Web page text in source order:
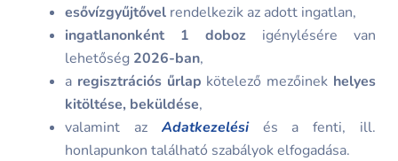
esővízgyűjtővel rendelkezik az adott ingatlan,
ingatlanonként
1 doboz igénylésére van
lehetőség 2026-ban,
a regisztrációs űrlap kötelező mezőinek helyes
kitöltése, beküldése,
valamint az Adatkezelésiés a fenti, ill.
honlapunkon található szabályok elfogadása.